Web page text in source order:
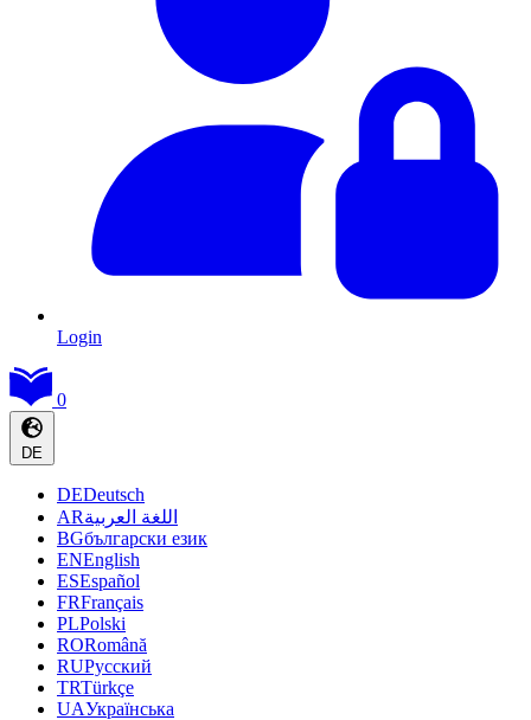
Login
0
DE
DEDeutsch
ARاللغة العربية
BGбългарски език
ENEnglish
ESEspañol
FRFrançais
PLPolski
RORomână
RUРусский
TRTürkçe
UAУкраїнська